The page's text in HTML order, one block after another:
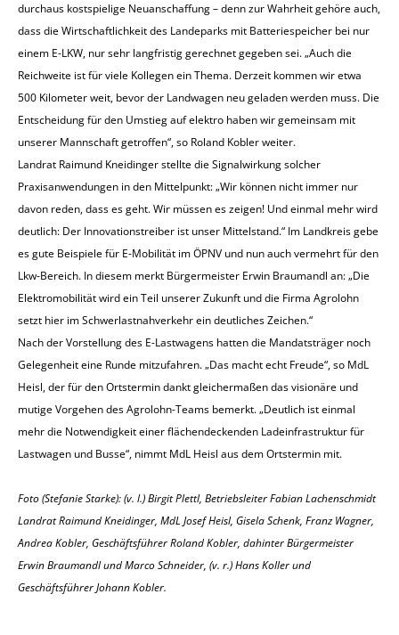
durchaus kostspielige Neuanschaffung – denn zur Wahrheit gehöre auch,
dass die Wirtschaftlichkeit des Landeparks mit Batteriespeicher bei nur
einem E-LKW, nur sehr langfristig gerechnet gegeben sei. „Auch die
Reichweite ist für viele Kollegen ein Thema. Derzeit kommen wir etwa
500 Kilometer weit, bevor der Landwagen neu geladen werden muss. Die
Entscheidung für den Umstieg auf elektro haben wir gemeinsam mit
unserer Mannschaft getroffen“, so Roland Kobler weiter.
Landrat Raimund Kneidinger stellte die Signalwirkung solcher
Praxisanwendungen in den Mittelpunkt: „Wir können nicht immer nur
davon reden, dass es geht. Wir müssen es zeigen! Und einmal mehr wird
deutlich: Der Innovationstreiber ist unser Mittelstand.“ Im Landkreis gebe
es gute Beispiele für E-Mobilität im ÖPNV und nun auch vermehrt für den
Lkw-Bereich. In diesem merkt Bürgermeister Erwin Braumandl an: „Die
Elektromobilität wird ein Teil unserer Zukunft und die Firma Agrolohn
setzt hier im Schwerlastnahverkehr ein deutliches Zeichen.“
Nach der Vorstellung des E-Lastwagens hatten die Mandatsträger noch
Gelegenheit eine Runde mitzufahren. „Das macht echt Freude“, so MdL
Heisl, der für den Ortstermin dankt gleichermaßen das visionäre und
mutige Vorgehen des Agrolohn-Teams bemerkt. „Deutlich ist einmal
mehr die Notwendigkeit einer flächendeckenden Ladeinfrastruktur für
Lastwagen und Busse“, nimmt MdL Heisl aus dem Ortstermin mit.
Foto (Stefanie Starke): (v. l.) Birgit Plettl, Betriebsleiter Fabian Lachenschmidt
Landrat Raimund Kneidinger, MdL Josef Heisl, Gisela Schenk, Franz Wagner,
Andrea Kobler, Geschäftsführer Roland Kobler, dahinter Bürgermeister
Erwin Braumandl und Marco Schneider, (v. r.) Hans Koller und
Geschäftsführer Johann Kobler.